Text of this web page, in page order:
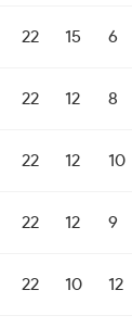
22 15 6
22 12 8
22 12 10
22 12 9
22 10 12